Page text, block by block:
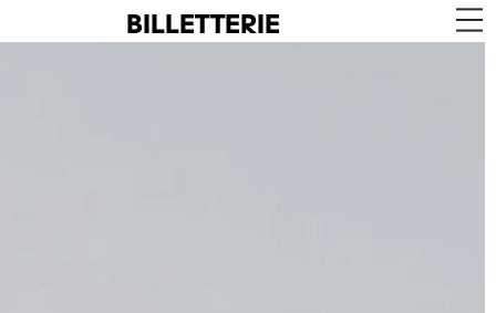
BILLETTERIE